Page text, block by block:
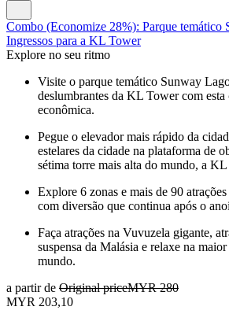
Combo (Economize 28%): Parque temático
Ingressos para a KL Tower
Explore no seu ritmo
Visite o parque temático Sunway
deslumbrantes da KL Tower com esta
econômica.
Pegue o elevador mais rápido da
estelares da cidade na plataforma de
sétima torre mais alta do mundo, a
Explore 6 zonas e mais de 90
com diversão que continua após o
Faça atrações na Vuvuzela gigante,
suspensa da Malásia e relaxe na
mundo.
a partir de Original priceMYR 280
MYR 203,10